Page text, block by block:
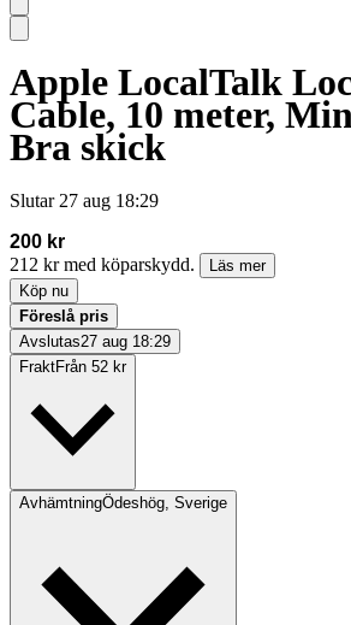
Apple LocalTalk
Cable, 10 meter,
Bra skick
Slutar 27 aug 18:29
200 kr
212 kr med köparskydd.
Läs mer
Köp nu
Föreslå pris
Avslutas27 aug 18:29
FraktFrån 52 kr
AvhämtningÖdeshög, Sverige